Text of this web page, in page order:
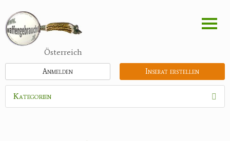
zum
Inhalt
Österreich
Inserat erstellen
Anmelden
Kategorien